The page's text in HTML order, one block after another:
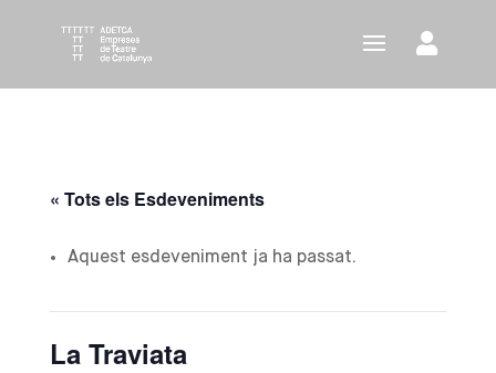
« Tots els Esdeveniments
Aquest esdeveniment ja ha passat.
La Traviata